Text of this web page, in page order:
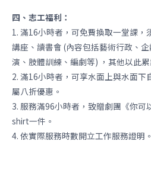
四、志工福利：
1. 滿16小時者，可免費換取一堂課，
講座、讀書會 (內容包括藝術行政、
演、肢體訓練、編劇等) ，其他以此
2. 滿16小時者，可享水面上與水面
屬八折優惠。
3. 服務滿96小時者，致贈劇團《你可
shirt一件。
4. 依實際服務時數開立工作服務證明。